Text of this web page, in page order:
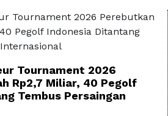
Tournament 2026
Rp2,7 Miliar, 40 Pegolf
Tembus Persaingan